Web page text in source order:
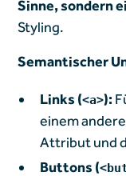
Sinne, sondern
Styling.
Semantischer
Links (<a>):
einem
Attribut und
Buttons (